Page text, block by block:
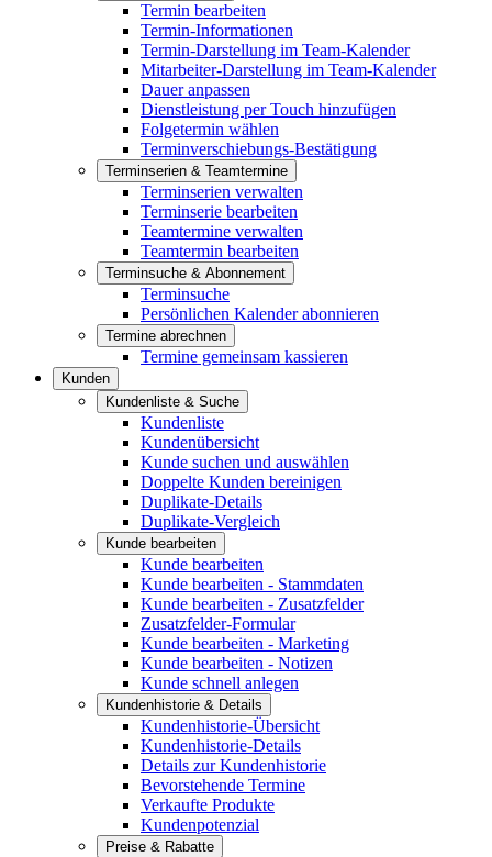
Termin bearbeiten
Termin-Informationen
Termin-Darstellung im Team-Kalender
Mitarbeiter-Darstellung im Team-Kalender
Dauer anpassen
Dienstleistung per Touch hinzufügen
Folgetermin wählen
Terminverschiebungs-Bestätigung
Terminserien & Teamtermine
Terminserien verwalten
Terminserie bearbeiten
Teamtermine verwalten
Teamtermin bearbeiten
Terminsuche & Abonnement
Terminsuche
Persönlichen Kalender abonnieren
Termine abrechnen
Termine gemeinsam kassieren
Kunden
Kundenliste & Suche
Kundenliste
Kundenübersicht
Kunde suchen und auswählen
Doppelte Kunden bereinigen
Duplikate-Details
Duplikate-Vergleich
Kunde bearbeiten
Kunde bearbeiten
Kunde bearbeiten - Stammdaten
Kunde bearbeiten - Zusatzfelder
Zusatzfelder-Formular
Kunde bearbeiten - Marketing
Kunde bearbeiten - Notizen
Kunde schnell anlegen
Kundenhistorie & Details
Kundenhistorie-Übersicht
Kundenhistorie-Details
Details zur Kundenhistorie
Bevorstehende Termine
Verkaufte Produkte
Kundenpotenzial
Preise & Rabatte